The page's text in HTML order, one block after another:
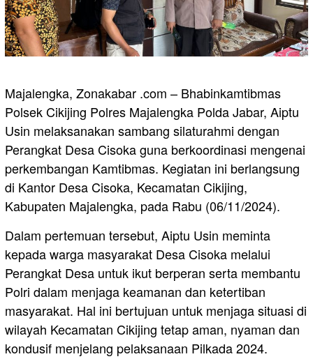
Majalengka, Zonakabar .com – Bhabinkamtibmas
Polsek Cikijing Polres Majalengka Polda Jabar, Aiptu
Usin melaksanakan sambang silaturahmi dengan
Perangkat Desa Cisoka guna berkoordinasi mengenai
perkembangan Kamtibmas. Kegiatan ini berlangsung
di Kantor Desa Cisoka, Kecamatan Cikijing,
Kabupaten Majalengka, pada Rabu (06/11/2024).
Dalam pertemuan tersebut, Aiptu Usin meminta
kepada warga masyarakat Desa Cisoka melalui
Perangkat Desa untuk ikut berperan serta membantu
Polri dalam menjaga keamanan dan ketertiban
masyarakat. Hal ini bertujuan untuk menjaga situasi di
wilayah Kecamatan Cikijing tetap aman, nyaman dan
kondusif menjelang pelaksanaan Pilkada 2024.